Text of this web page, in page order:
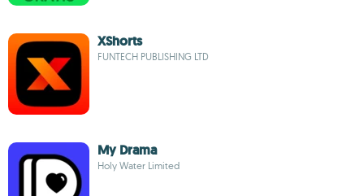
XShorts
FUNTECH PUBLISHING LTD
My Drama
Holy Water Limited